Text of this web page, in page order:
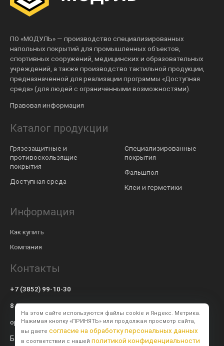
ПО «МОДУЛЬ» — производство специализированных
напольных покрытий для промышленных объектов,
спортивных сооружений, медицинских и образовательных
учреждений, а также производство тактильной продукции,
предназначенной для реализации программы «Доступная
среда» (для людей с ограниченными возможностями).
Правовая информация
Каталог продукции
Грязезащитные и
противоскользящие
покрытия
Доступная среда
Специализированные
покрытия
Фальшпол
Клеи и герметики
Информация
Как купить
Компания
Контакты
+7 (3852) 99-10-30
8 800 600-57-94
op@modulsib.ru
Барнаул
На этом сайте используются файлы cookie и Яндекс. Метрика.
Нажимая кнопку «ПРИНЯТЬ» или продолжая просмотр сайта,
вы даете согласие на обработку персональных данных
в соответствии с нашей политикой конфиденциальности